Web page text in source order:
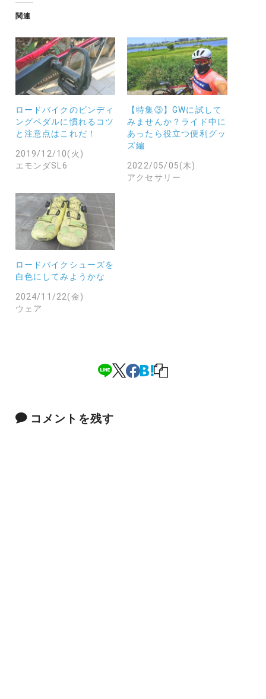
中…
関連
ロードバイクのビンディ
ングペダルに慣れるコツ
と注意点はこれだ！
2019/12/10(火)
エモンダSL6
【特集③】GWに試して
みませんか？ライド中に
あったら役立つ便利グッ
ズ編
2022/05/05(木)
アクセサリー
ロードバイクシューズを
白色にしてみようかな
2024/11/22(金)
ウェア
コメントを残す